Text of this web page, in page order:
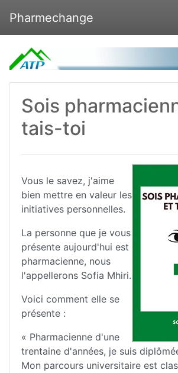
Pharmechange
Sois
tais-toi
Vous le savez, j'aime
bien mettre en valeur les
initiatives personnelles.
La personne que je vous
présente aujourd'hui est
pharmacienne, nous
l'appellerons Sofia Mhiri.
Voici comment elle se
présente :
« Pharmacienne d'une
trentaine d'années, je suis
Mon parcours universitaire est